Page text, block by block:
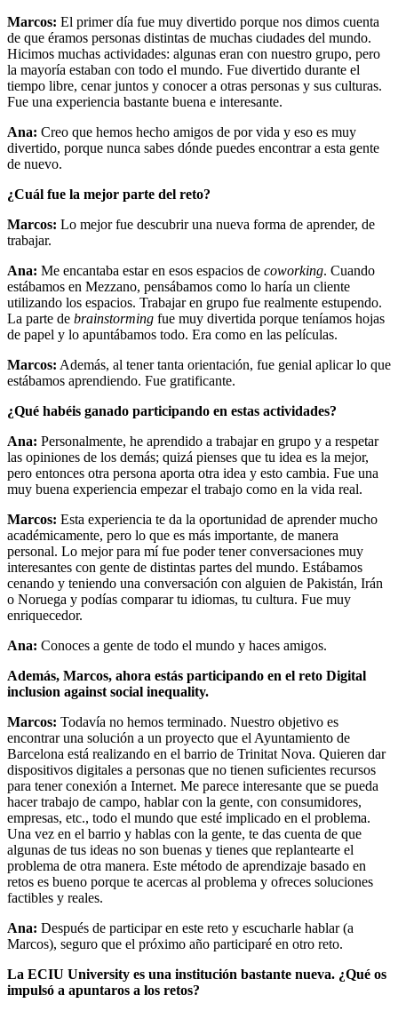
Marcos: El primer día fue muy divertido porque nos dimos cuenta
de que éramos personas distintas de muchas ciudades del mundo.
Hicimos muchas actividades: algunas eran con nuestro grupo, pero
la mayoría estaban con todo el mundo. Fue divertido durante el
tiempo libre, cenar juntos y conocer a otras personas y sus culturas.
Fue una experiencia bastante buena e interesante.
Ana: Creo que hemos hecho amigos de por vida y eso es muy
divertido, porque nunca sabes dónde puedes encontrar a esta gente
de nuevo.
¿Cuál fue la mejor parte del reto?
Marcos: Lo mejor fue descubrir una nueva forma de aprender, de
trabajar.
Ana: Me encantaba estar en esos espacios de coworking. Cuando
estábamos en Mezzano, pensábamos como lo haría un cliente
utilizando los espacios. Trabajar en grupo fue realmente estupendo.
La parte de brainstorming fue muy divertida porque teníamos hojas
de papel y lo apuntábamos todo. Era como en las películas.
Marcos: Además, al tener tanta orientación, fue genial aplicar lo que
estábamos aprendiendo. Fue gratificante.
¿Qué habéis ganado participando en estas actividades?
Ana: Personalmente, he aprendido a trabajar en grupo y a respetar
las opiniones de los demás; quizá pienses que tu idea es la mejor,
pero entonces otra persona aporta otra idea y esto cambia. Fue una
muy buena experiencia empezar el trabajo como en la vida real.
Marcos: Esta experiencia te da la oportunidad de aprender mucho
académicamente, pero lo que es más importante, de manera
personal. Lo mejor para mí fue poder tener conversaciones muy
interesantes con gente de distintas partes del mundo. Estábamos
cenando y teniendo una conversación con alguien de Pakistán, Irán
o Noruega y podías comparar tu idiomas, tu cultura. Fue muy
enriquecedor.
Ana: Conoces a gente de todo el mundo y haces amigos.
Además, Marcos, ahora estás participando en el reto Digital
inclusion against social inequality.
Marcos: Todavía no hemos terminado. Nuestro objetivo es
encontrar una solución a un proyecto que el Ayuntamiento de
Barcelona está realizando en el barrio de Trinitat Nova. Quieren dar
dispositivos digitales a personas que no tienen suficientes recursos
para tener conexión a Internet. Me parece interesante que se pueda
hacer trabajo de campo, hablar con la gente, con consumidores,
empresas, etc., todo el mundo que esté implicado en el problema.
Una vez en el barrio y hablas con la gente, te das cuenta de que
algunas de tus ideas no son buenas y tienes que replantearte el
problema de otra manera. Este método de aprendizaje basado en
retos es bueno porque te acercas al problema y ofreces soluciones
factibles y reales.
Ana: Después de participar en este reto y escucharle hablar (a
Marcos), seguro que el próximo año participaré en otro reto.
La ECIU University es una institución bastante nueva. ¿Qué os
impulsó a apuntaros a los retos?